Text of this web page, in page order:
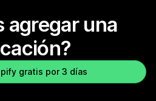
agregar una
gratis por 3 días